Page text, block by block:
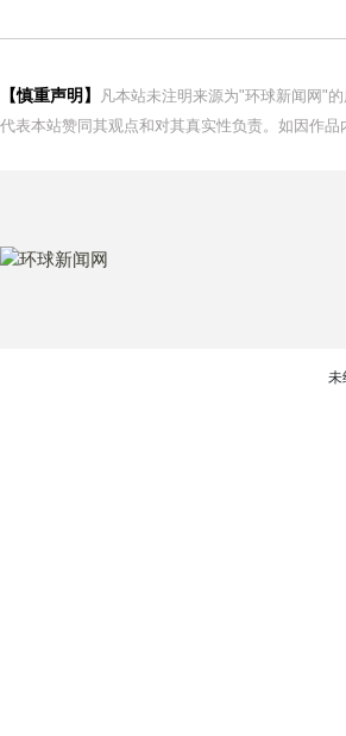
【慎重声明】
凡本站未注明来源为"环球新闻网"
代表本站赞同其观点和对其真实性负责。如因作
未